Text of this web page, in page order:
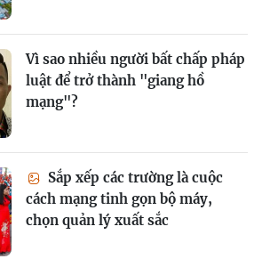
Vì sao nhiều người bất chấp pháp
luật để trở thành "giang hồ
mạng"?
Sắp xếp các trường là cuộc
cách mạng tinh gọn bộ máy,
chọn quản lý xuất sắc